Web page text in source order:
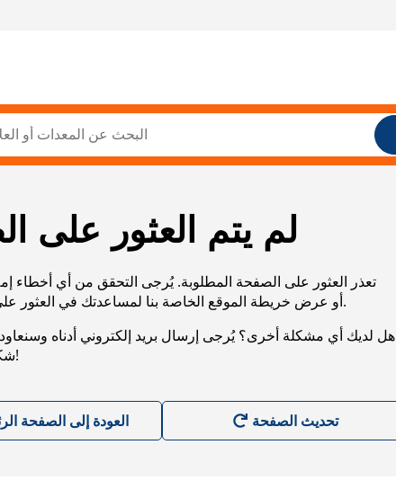
لم يتم العثور على
تعذر العثور على الصفحة المطلوبة. يُرجى التحقق من أي أخطاء
URL، أو عرض خريطة الموقع الخاصة بنا لمساعدتك في العثور على ما تريد.
هل لديك أي مشكلة أخرى؟ يُرجى إرسال بريد إلكتروني أدناه
شكرًا على صبرك!
العودة إلى الصفحة